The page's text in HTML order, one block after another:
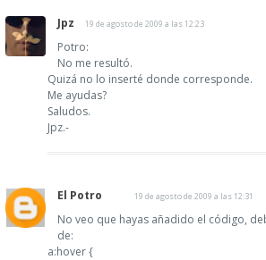
Jpz 19 de agosto de 2009 a las 12:23
Potro:
No me resultó.
Quizá no lo inserté donde corresponde.
Me ayudas?
Saludos.
Jpz.-
El Potro 19 de agosto de 2009 a las 12:31
No veo que hayas añadido el código,
de:
a:hover {